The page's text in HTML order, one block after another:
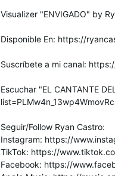
Visualizer "ENVIGADO" by
Disponible En: https://
Suscríbete a mi canal:
Escuchar "EL CANTANTE
Seguir/Follow Ryan Castro:
Instagram: https://
TikTok: https://
Facebook: https://